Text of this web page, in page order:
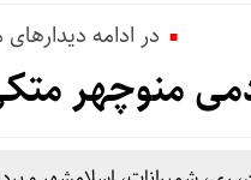
در ادامه
منوچهر متکی